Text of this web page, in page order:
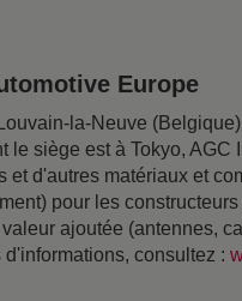
Europe
la-Neuve
le siège est à Tokyo,
et d'autres matériaux et
pour les
ajoutée (antennes,
d'informations, consultez :